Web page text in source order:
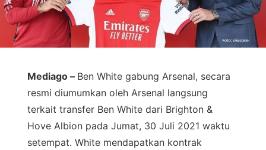
Mediago – Ben White gabung Arsenal, secara
resmi diumumkan oleh Arsenal langsung
terkait transfer Ben White dari Brighton &
Hove Albion pada Jumat, 30 Juli 2021 waktu
setempat. White mendapatkan kontrak